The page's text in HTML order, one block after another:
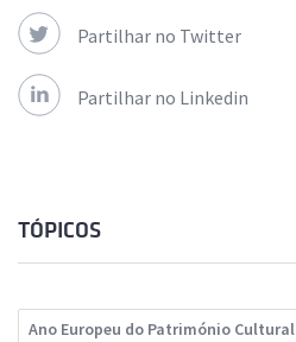
Partilhar no Twitter
Partilhar no Linkedin
TÓPICOS
Ano Europeu do Património Cultural